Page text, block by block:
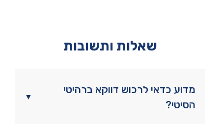
שאלות ותשובות
▼
מדוע כדאי לרכוש דווקא ברהיטי
הסיטי?